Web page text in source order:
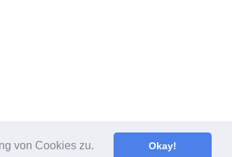
von Cookies zu. Okay!